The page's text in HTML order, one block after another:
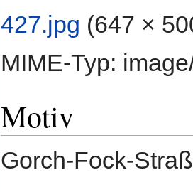
427.jpg (647 ×
MIME-Typ:
Motiv
Gorch-Fock-